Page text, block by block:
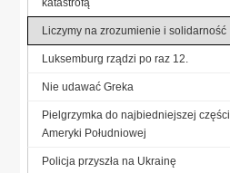
Liczymy na zrozumienie i solidarność
Luksemburg rządzi po raz 12.
Nie udawać Greka
Pielgrzymka do najbiedniejszej części
Ameryki Południowej
Policja przyszła na Ukrainę